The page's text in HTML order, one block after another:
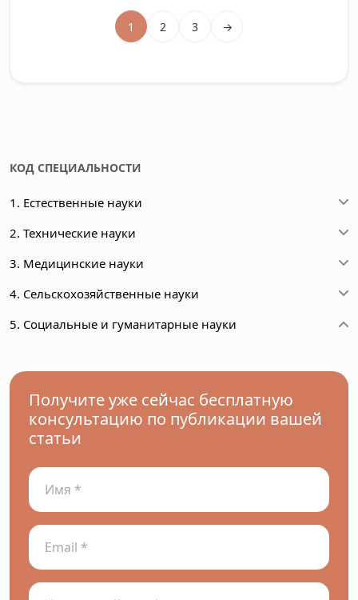
1 2 3 →
КОД СПЕЦИАЛЬНОСТИ
1. Естественные науки
2. Технические науки
3. Медицинские науки
4. Сельскохозяйственные науки
5. Социальные и гуманитарные науки
Получите уже сейчас бесплатную
консультацию по публикации вашей
статьи